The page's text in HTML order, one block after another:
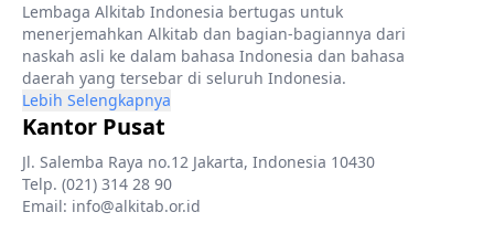
Lembaga Alkitab Indonesia bertugas untuk
menerjemahkan Alkitab dan bagian-bagiannya dari
naskah asli ke dalam bahasa Indonesia dan bahasa
daerah yang tersebar di seluruh Indonesia.
Lebih Selengkapnya
Kantor Pusat
Jl. Salemba Raya no.12 Jakarta, Indonesia 10430
Telp. (021) 314 28 90
Email: info@alkitab.or.id